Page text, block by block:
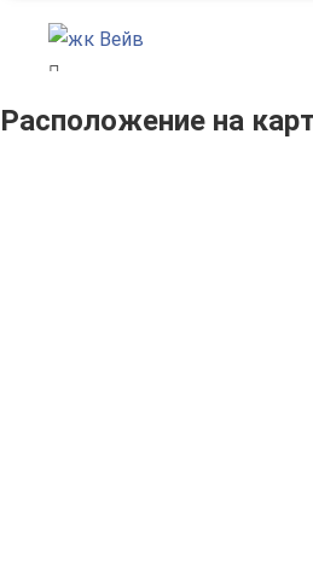
Расположение на